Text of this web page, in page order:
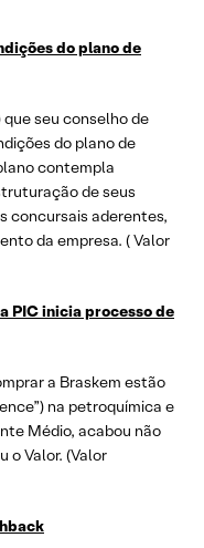
do plano de
seu conselho de
do plano de
contempla
de seus
concursais aderentes,
da empresa. ( Valor
PIC inicia processo de
a Braskem estão
na petroquímica e
Médio, acabou não
o Valor. (Valor